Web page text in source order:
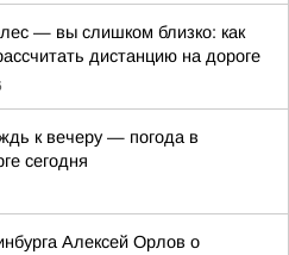
— вы слишком близко: как
дистанцию на дороге
к вечеру — погода в
сегодня
Алексей Орлов о